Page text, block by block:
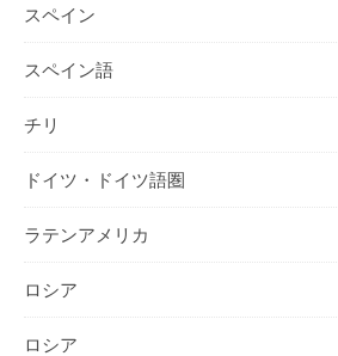
スペイン
スペイン語
チリ
ドイツ・ドイツ語圏
ラテンアメリカ
ロシア
ロシア